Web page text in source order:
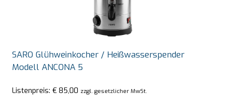
SARO Glühweinkocher / Heißwasserspender
Modell ANCONA 5
Listenpreis: € 85,00 zzgl. gesetzlicher MwSt.